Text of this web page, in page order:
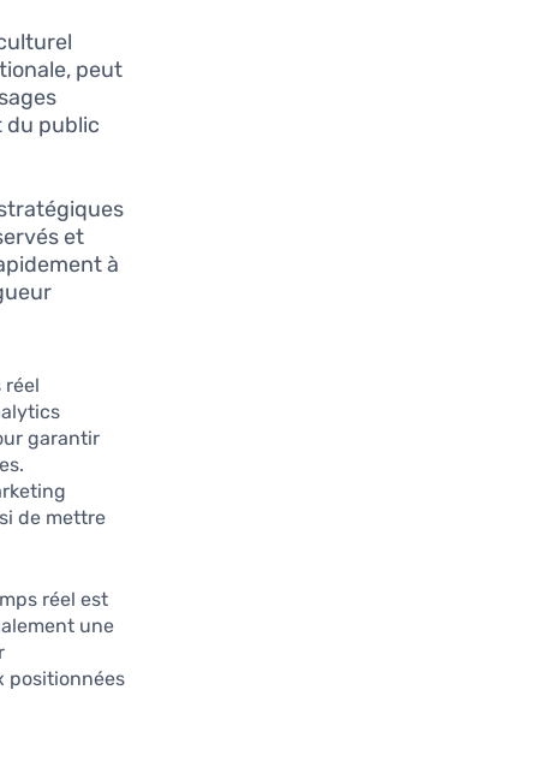
peut
du public
et
à
réel
garantir
de mettre
réel est
une
positionnées